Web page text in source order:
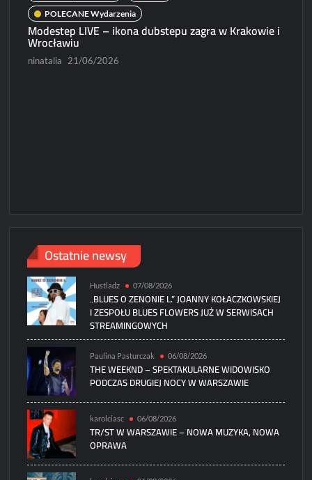
POLECANE Wydarzenia
Modestep LIVE – ikona dubstepu zagra w Krakowie i
Wrocławiu
ninatalia 21/06/2026
Ostatnie newsy
Hustladz 07/08/2026
„BLUES O ZENONIE L.” JOANNY KOŁACZKOWSKIEJ
I ZESPOŁU BLUES FLOWERS JUŻ W SERWISACH
STREAMINGOWYCH
Paulina Pasturczak 06/08/2026
THE WEEKND – SPEKTAKULARNE WIDOWISKO
PODCZAS DRUGIEJ NOCY W WARSZAWIE
karolciasc 06/08/2026
TR/ST W WARSZAWIE – NOWA MUZYKA, NOWA
OPRAWA